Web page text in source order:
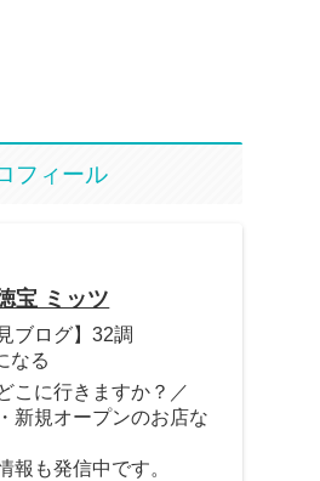
フィール
宝 ミッツ
ブログ】32調
なる
こに行きますか？／
新規オープンのお店な
報も発信中です。